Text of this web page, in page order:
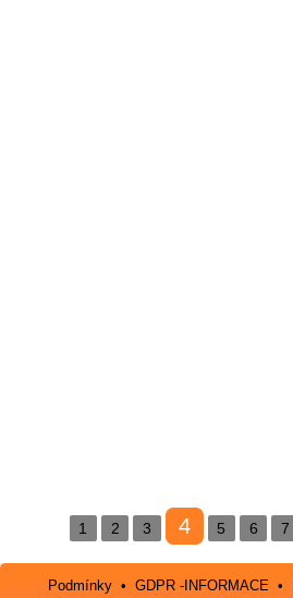
1 2 3 4 5 6 7
Podmínky •GDPR -INFORMACE •